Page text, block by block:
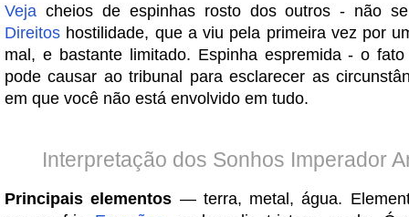
Veja cheios de espinhas rosto dos outros - não
Direitos hostilidade, que a viu pela primeira vez por
mal, e bastante limitado. Espinha espremida - o
pode causar ao tribunal para esclarecer as
em que você não está envolvido em tudo.
Interpretação dos Sonhos Imperador
Principais elementos — terra, metal, água.